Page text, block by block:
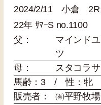
2024/2/11 小倉
22年 ｻﾏｰS no.1100
父：
マインド
ツ
母：
スタコラ
馬齢：3 / 性：牝
販売者：
㈲平野牧場